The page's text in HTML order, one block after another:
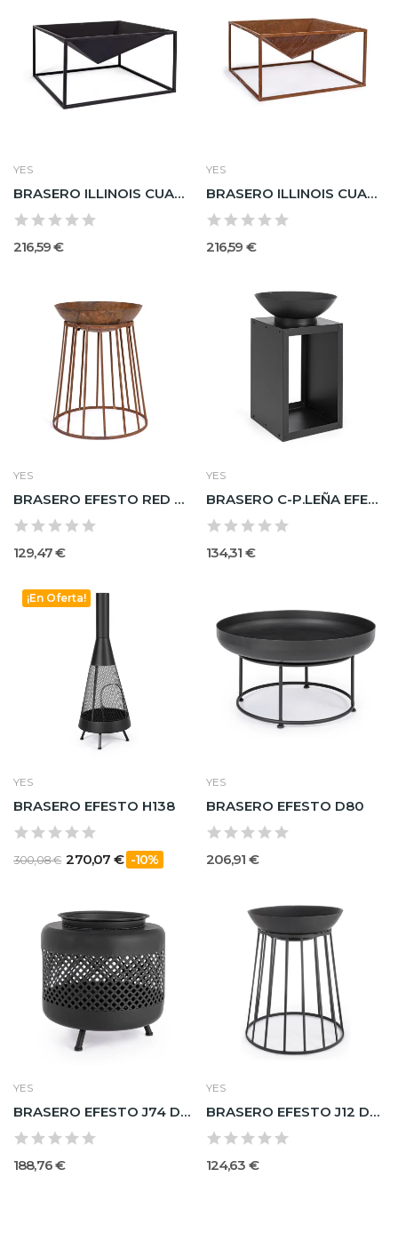
YES
BRASERO ILLINOIS CUAD NEGRO 60X60
216,59 €
YES
BRASERO ILLINOIS CUAD ROJIZO 60X60
216,59 €
YES
BRASERO EFESTO RED ROJIZO D50X63H
129,47 €
YES
BRASERO C-P.LEÑA EFESTO50X50
134,31 €
¡En Oferta!
YES
BRASERO EFESTO H138
300,08 € 270,07 € -10%
YES
BRASERO EFESTO D80
206,91 €
YES
BRASERO EFESTO J74 D50
188,76 €
YES
BRASERO EFESTO J12 D50
124,63 €